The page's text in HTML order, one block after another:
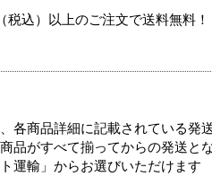
込）以上のご注文で送料無料！
各商品詳細に記載されている発
品がすべて揃ってからの発送とな
運輸」からお選びいただけます